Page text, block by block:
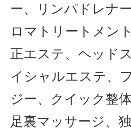
ー、リンパドレナ
ロマトリートメン
正エステ、ヘッド
イシャルエステ、
ジー、クイック整
足裏マッサージ、